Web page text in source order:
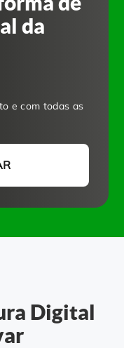
da
e com todas as
Digital